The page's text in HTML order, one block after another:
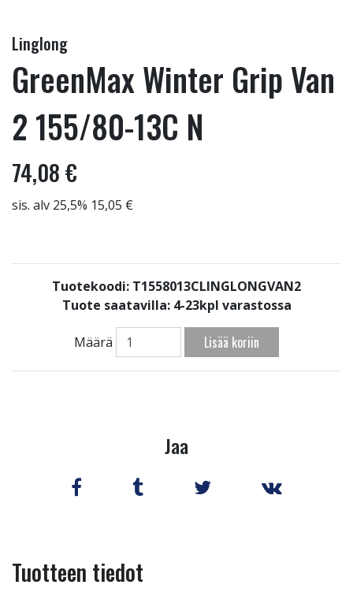
Linglong
GreenMax Winter Grip Van
2 155/80-13C N
74,08 €
sis. alv 25,5% 15,05 €
Tuotekoodi: T1558013CLINGLONGVAN2
Tuote saatavilla: 4-23kpl varastossa
Määrä Lisää koriin
Jaa
Tuotteen tiedot